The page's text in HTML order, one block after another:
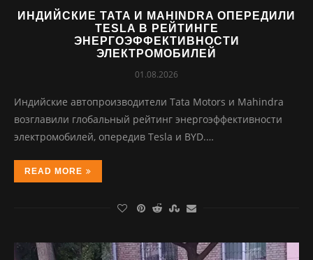
ИНДИЙСКИЕ TATA И MAHINDRA ОПЕРЕДИЛИ
TESLA В РЕЙТИНГЕ
ЭНЕРГОЭФФЕКТИВНОСТИ
ЭЛЕКТРОМОБИЛЕЙ
01.08.2026
Индийские автопроизводители Tata Motors и Mahindra
возглавили глобальный рейтинг энергоэффективности
электромобилей, опередив Tesla и BYD.…
READ MORE